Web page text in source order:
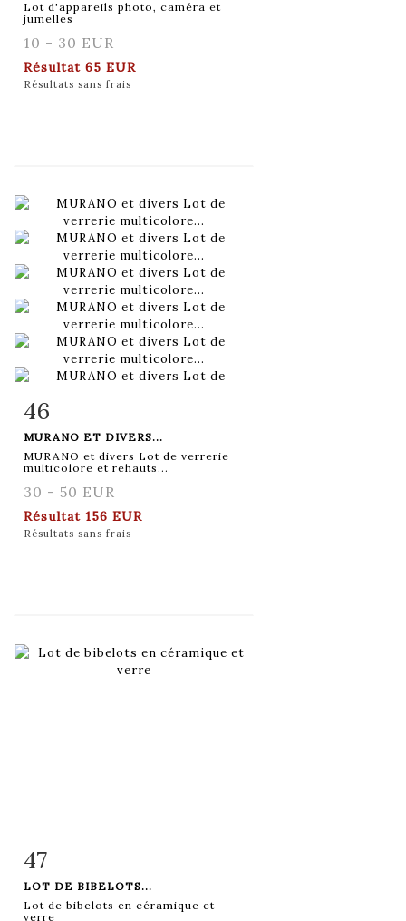
Lot d'appareils photo, caméra et
jumelles
10 - 30 EUR
Résultat 65 EUR
Résultats sans frais
Fiche détaillée
46
MURANO ET DIVERS...
MURANO et divers Lot de verrerie
multicolore et rehauts...
30 - 50 EUR
Résultat 156 EUR
Résultats sans frais
Fiche détaillée
47
LOT DE BIBELOTS...
Lot de bibelots en céramique et
verre